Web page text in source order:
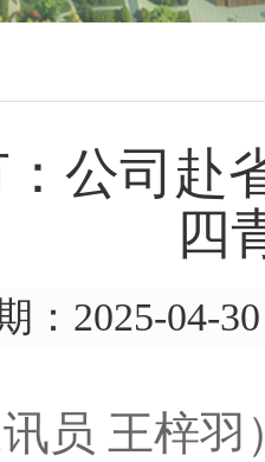
：公司
四
：2025-
讯员 王梓羽